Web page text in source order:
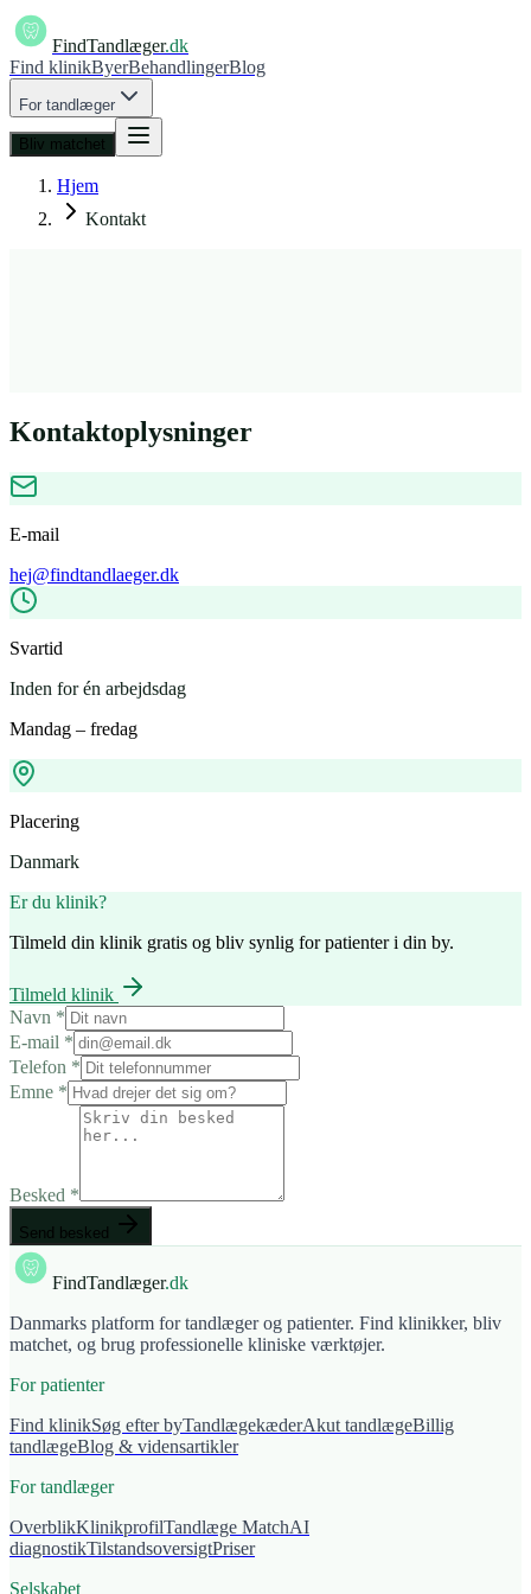
FindTandlæger.dk
Find klinikByerBehandlingerBlog
For tandlæger
Bliv matchet
Hjem
Kontakt
Kontaktoplysninger
E-mail
hej@findtandlaeger.dk
Svartid
Inden for én arbejdsdag
Mandag – fredag
Placering
Danmark
Er du klinik?
Tilmeld din klinik gratis og bliv synlig for patienter i din by.
Tilmeld klinik
Navn *
E-mail *
Telefon *
Emne *
Besked *
Send besked
FindTandlæger.dk
Danmarks platform for tandlæger og patienter. Find klinikker, bliv
matchet, og brug professionelle kliniske værktøjer.
For patienter
Find klinikSøg efter byTandlægekæderAkut tandlægeBillig
tandlægeBlog & vidensartikler
For tandlæger
OverblikKlinikprofilTandlæge MatchAI
diagnostikTilstandsoversigtPriser
Selskabet